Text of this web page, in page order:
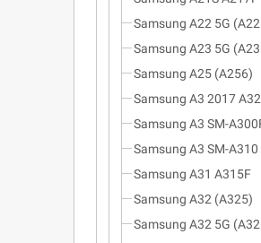
Samsung A22 5G
Samsung A23 5G
Samsung A25 (A256)
Samsung A3 2017
Samsung A3 SM-
Samsung A3 SM-A310
Samsung A31 A315F
Samsung A32 (A325)
Samsung A32 5G